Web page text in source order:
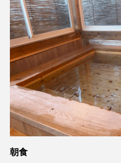
朝食